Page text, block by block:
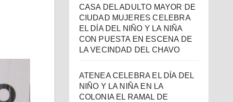
CASA DEL ADULTO MAYOR DE
CIUDAD MUJERES CELEBRA
EL DÍA DEL NIÑO Y LA NIÑA
CON PUESTA EN ESCENA DE
LA VECINDAD DEL CHAVO
ATENEA CELEBRA EL DÍA DEL
NIÑO Y LA NIÑA EN LA
COLONIA EL RAMAL DE